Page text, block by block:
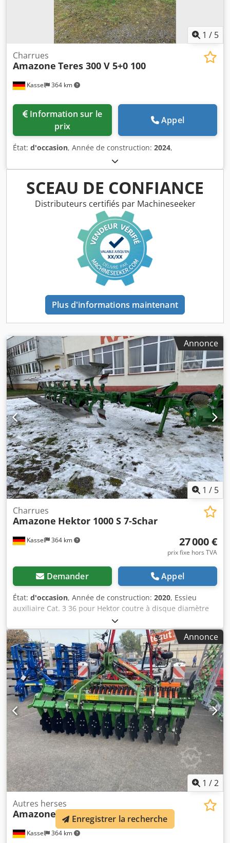
1 / 5
Kassel 364 km
Charrues
Amazone Teres 300 V 5+0 100
prix
Appel
État: d'occasion, Année de construction: 2024,
SCEAU DE CONFIANCE
Distributeurs certifiés par Machineseeker
Plus d'informations maintenant
Annonce
1 / 5
Kassel 364 km
Charrues
Amazone Hektor 1000 S 7-Schar
27 000 €
prix fixe hors TVA
Demander Appel
État: d'occasion, Année de construction: 2020, Essieu
auxiliaire Cat. 3 36 pour Hektor coutre à disque diamètre
500 pour déclenchement hydraulique des pierres /
déchaumeur lourd G1 réglable Prédisque Éclairage arrière
LED Signalisation avant / Antivol Homologation CE 40 km/h
- Charrue entièrement tournante à atteler - RH 82 / Évolutif
Cedsthk U Topfx Aaforf
Annonce
1 /2
Kassel 364 km
Autres herses
Amazone Catros+ 3003
Enregistrer la recherche